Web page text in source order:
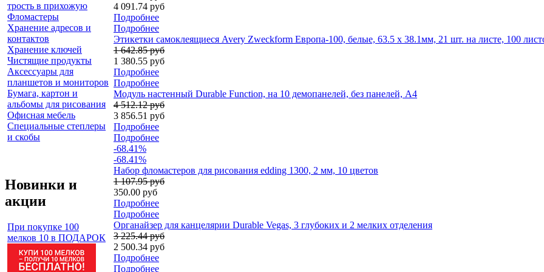
трость в прихожую
Фломастеры
Хранение адресов и
контактов
Хранение ключей
Чистящие продукты
Аксессуары для
планшетов и мониторов
Бумага, картон и
альбомы для рисования
Офисная мебель
Специальные степлеры
и скобы
Новинки и
акции
При покупке 100
мелков 10 в ПОДАРОК
4 091.74 руб
Подробнее
Подробнее
Этикетки самоклеящиеся Avery Zweckform Европа-100, белые, 63.5 x 38.1мм, 21 шт. на листе, 100
1 642.85 руб
1 380.55 руб
Подробнее
Подробнее
Модуль настенный Durable Function, на 10 демопанелей, без панелей, А4
4 512.12 руб
3 856.51 руб
Подробнее
Подробнее
-68.41%
-68.41%
Набор фломастеров для рисования edding 1300, 2 мм, 10 цветов
1 107.95 руб
350.00 руб
Подробнее
Подробнее
Органайзер для канцелярии Durable Vegas, 3 глубоких и 2 мелких отделения
3 225.44 руб
2 500.34 руб
Подробнее
Подробнее